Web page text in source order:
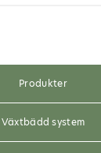
Produkter
Växtbädd system